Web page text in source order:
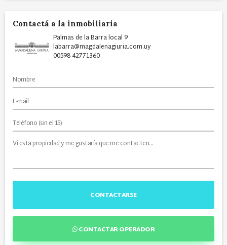
Contactá a la inmobiliaria
Palmas de la Barra local 9
labarra@magdalenagiuria.com.uy
00598 42771360
CONTACTARSE
CONTACTAR OPERADOR